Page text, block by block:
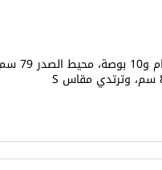
طول العارضة 178 سم أي 5 أقدام و10